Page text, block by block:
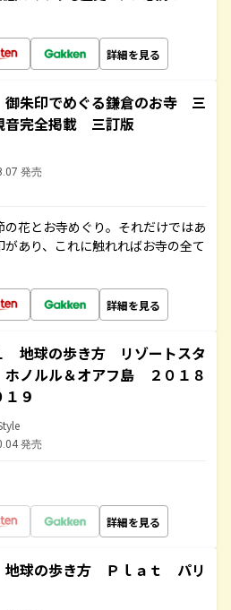
詳細を見る
朱印でめぐる鎌倉のお寺 三
音完全掲載 三訂版
発売
花とお寺めぐり。それだけではあ
あり、これに触れればお寺の全て
詳細を見る
地球の歩き方 リゾートスタ
ノルル＆オアフ島 ２０１８
９
発売
詳細を見る
球の歩き方 Ｐｌａｔ パリ